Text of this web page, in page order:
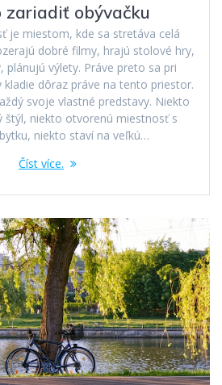
zariadiť obývačku
je miestom, kde sa stretáva celá
dobré filmy, hrajú stolové hry,
plánujú výlety. Práve preto sa pri
kladie dôraz práve na tento priestor.
svoje vlastné predstavy. Niekto
štýl, niekto otvorenú miestnosť s
niekto staví na veľkú…
Číst více.